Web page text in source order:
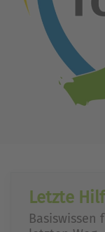
Letzte
Basiswissen